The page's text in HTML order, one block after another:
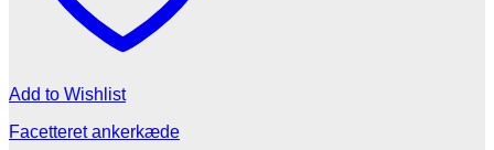
Add to Wishlist
Facetteret ankerkæde